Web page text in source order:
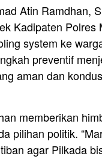
Atin Ramdhan,
Kadipaten Polres
system ke
preventif
aman dan
memberikan
pilihan politik.
agar Pilkada